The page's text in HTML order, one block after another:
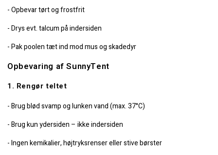
- Opbevar tørt og frostfrit
- Drys evt. talcum på indersiden
- Pak poolen tæt ind mod mus og skadedyr
Opbevaring af SunnyTent
1. Rengør teltet
- Brug blød svamp og lunken vand (max. 37°C)
- Brug kun ydersiden – ikke indersiden
- Ingen kemikalier, højtryksrenser eller stive børster